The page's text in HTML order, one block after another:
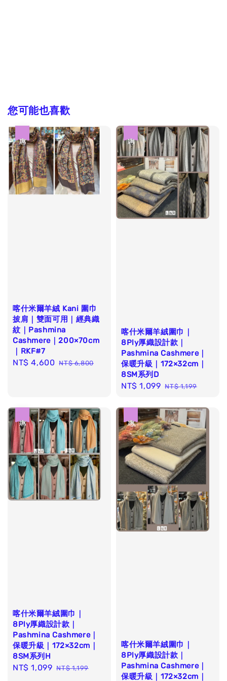
您可能也喜歡
喀什米爾羊絨 Kani 圍巾
披肩｜雙面可用｜經典織
紋｜Pashmina
Cashmere｜200×70cm
｜RKF#7
Sale
NT$ 4,600 Regular
NT$ 6,800
喀什米爾羊絨圍巾｜
8Ply厚織設計款｜
Pashmina Cashmere｜
保暖升級｜172×32cm｜
8SM系列D
Sale
NT$ 1,099 Regular
NT$ 1,199
喀什米爾羊絨圍巾｜
8Ply厚織設計款｜
Pashmina Cashmere｜
保暖升級｜172×32cm｜
8SM系列H
Sale
NT$ 1,099 Regular
NT$ 1,199
喀什米爾羊絨圍巾｜
8Ply厚織設計款｜
Pashmina Cashmere｜
保暖升級｜172×32cm｜